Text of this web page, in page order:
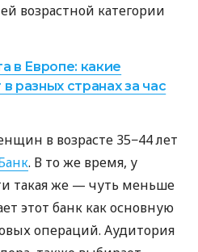
возрастной категории
в Европе: какие
разных странах за час
в возрасте 35−44 лет
. В то же время, у
такая же — чуть меньше
этот банк как основную
операций. Аудитория